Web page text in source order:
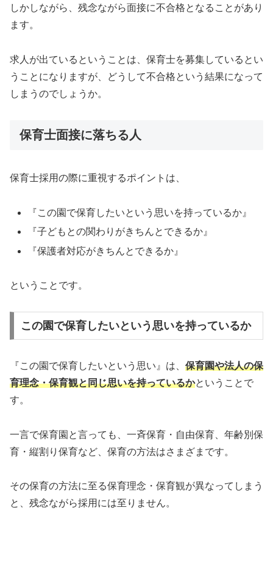
しかしながら、残念ながら面接に不合格となることがあり
ます。
求人が出ているということは、保育士を募集しているとい
うことになりますが、どうして不合格という結果になって
しまうのでしょうか。
保育士面接に落ちる人
保育士採用の際に重視するポイントは、
『この園で保育したいという思いを持っているか』
『子どもとの関わりがきちんとできるか』
『保護者対応がきちんとできるか』
ということです。
この園で保育したいという思いを持っているか
『この園で保育したいという思い』は、 保育園や法人の保
育理念・保育観と同じ思いを持っているかということで
す。
一言で保育園と言っても、一斉保育・自由保育、年齢別保
育・縦割り保育など、保育の方法はさまざまです。
その保育の方法に至る保育理念・保育観が異なってしまう
と、残念ながら採用には至りません。